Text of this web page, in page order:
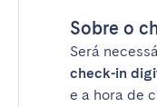
Sobre o
Será
check-in
e a hora de